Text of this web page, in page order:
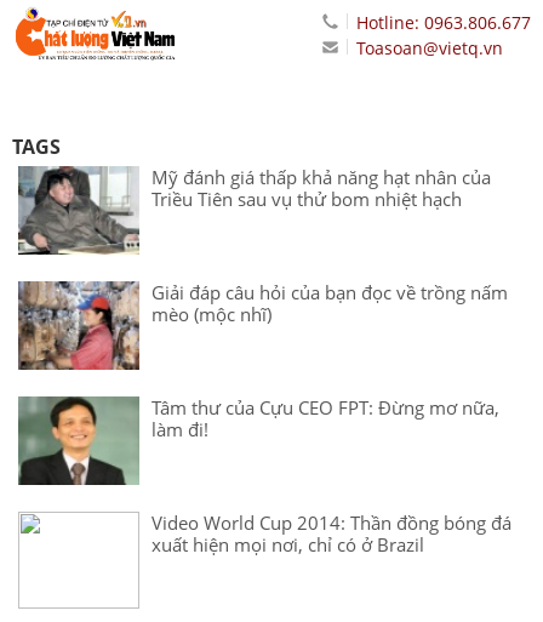
Hotline: 0963.806.677
Toasoan@vietq.vn
TAGS
Mỹ đánh giá thấp khả năng hạt nhân của
Triều Tiên sau vụ thử bom nhiệt hạch
Giải đáp câu hỏi của bạn đọc về trồng nấm
mèo (mộc nhĩ)
Tâm thư của Cựu CEO FPT: Đừng mơ nữa,
làm đi!
Video World Cup 2014: Thần đồng bóng đá
xuất hiện mọi nơi, chỉ có ở Brazil